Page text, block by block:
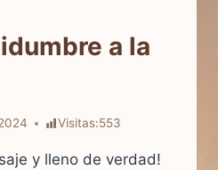
a la
Visitas:553
y lleno de verdad!